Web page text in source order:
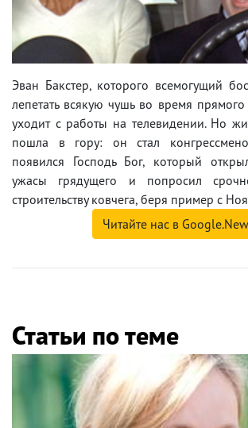
Эван Бакстер, которого всемогущий
лепетать всякую чушь во время
уходит с работы на телевидении. Но
пошла в гору: он стал
появился Господь Бог, который
ужасы грядущего и попросил
строительству ковчега, беря пример с
Читайте нас в
Статьи по теме